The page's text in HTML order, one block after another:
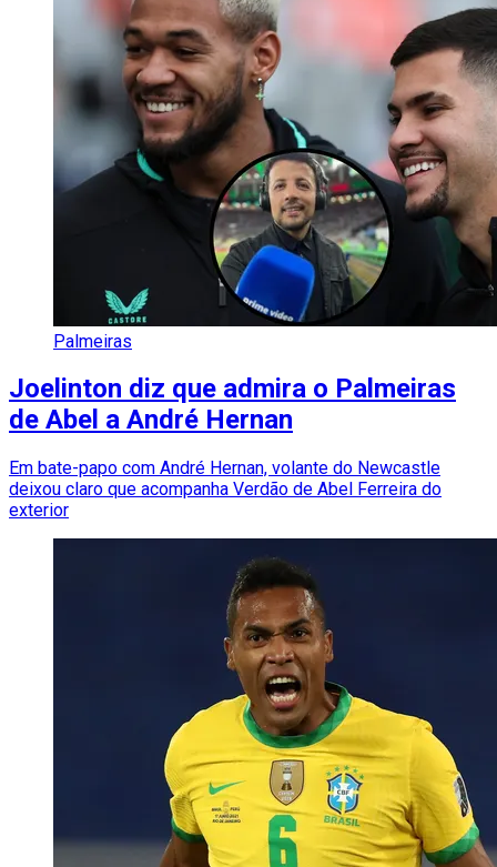
Palmeiras
Joelinton diz que admira o Palmeiras
de Abel a André Hernan
Em bate-papo com André Hernan, volante do Newcastle
deixou claro que acompanha Verdão de Abel Ferreira do
exterior